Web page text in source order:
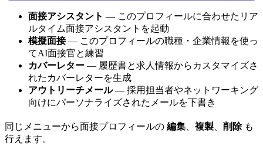
面接アシスタント — このプロフィールに合わせたリア
ルタイム面接アシスタントを起動
模擬面接— このプロフィールの職種・企業情報を使っ
てAI面接官と練習
カバーレター — 履歴書と求人情報からカスタマイズさ
れたカバーレターを生成
アウトリーチメール— 採用担当者やネットワーキング
向けにパーソナライズされたメールを下書き
同じメニューから面接プロフィールの 編集 複製 削除も
行えます。